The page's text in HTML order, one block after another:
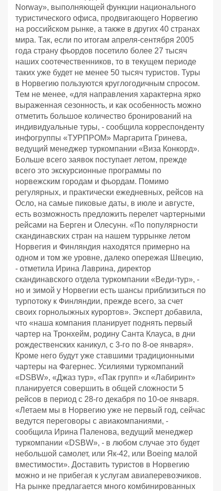
Norway», выполняющей функции национального
туристического офиса, продвигающего Норвегию
на российском рынке, а также в других 40 странах
мира. Так, если по итогам апреля-сентября 2005
года страну фьордов посетило более 27 тысяч
наших соотечественников, то в текущем периоде
таких уже будет не менее 50 тысяч туристов. Туры
в Норвегию пользуются круглогодичным спросом.
Тем не менее, «для направления характерна ярко
выраженная сезонность, и как особенность можно
отметить большое количество бронирований на
индивидуальные туры, - сообщила корреспонденту
инфогруппы «ТУРПРОМ» Маргарита Гринева,
ведущий менеджер туркомпании «Виза Конкорд».
Больше всего заявок поступает летом, прежде
всего это экскурсионные программы по
норвежским городам и фьордам. Помимо
регулярных, и практически ежедневных, рейсов на
Осло, на самые пиковые даты, в июле и августе,
есть возможность предложить перелет чартерными
рейсами на Берген и Олесунн. «По популярности
скандинавских стран на нашем туррынке летом
Норвегия и Финляндия находятся примерно на
одном и том же уровне, далеко опережая Швецию,
- отметила Ирина Лаврина, директор
скандинавского отдела туркомпании «Веди-тур», -
но и зимой у Норвегии есть шансы приблизиться по
турпотоку к Финляндии, прежде всего, за счет
своих горнолыжных курортов». Эксперт добавила,
что «наша компания планирует поднять первый
чартер на Тронхейм, родину Санта Клауса, в дни
рождественских каникул, с 3-го по 8-ое января».
Кроме него будут уже ставшими традиционными
чартеры на Фагернес. Усилиями туркомпаний
«DSBW», «Джаз тур», «Пак групп» и «Лабиринт»
планируется совершить в общей сложности 5
рейсов в период с 28-го декабря по 10-ое января.
«Летаем мы в Норвегию уже не первый год, сейчас
ведутся переговоры с авиакомпаниями, -
сообщила Ирина Паленова, ведущий менеджер
туркомпании «DSBW», - в любом случае это будет
небольшой самолет, или Як-42, или Boeing малой
вместимости». Доставить туристов в Норвегию
можно и не прибегая к услугам авиаперевозчиков.
На рынке предлагается много комбинированных